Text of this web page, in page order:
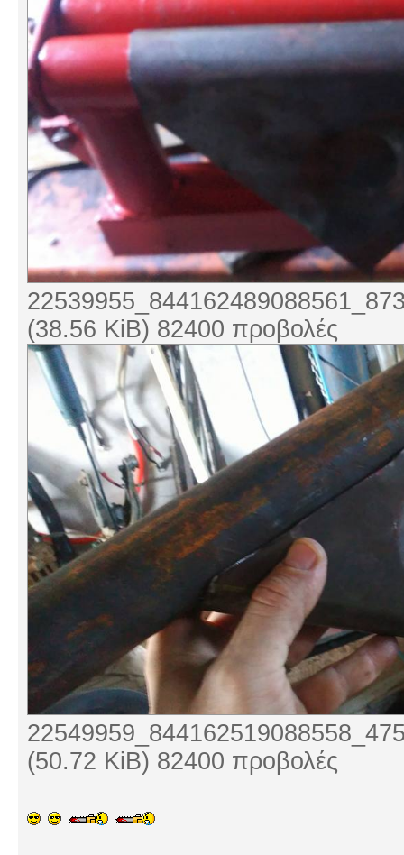
(38.56 KiB) 82400 προβολές
(50.72 KiB) 82400 προβολές